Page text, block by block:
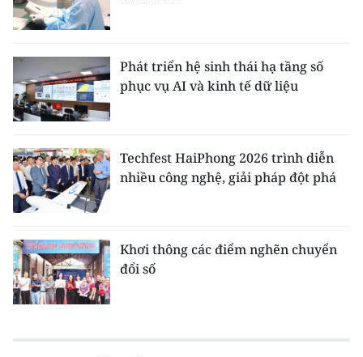
Phát triển hệ sinh thái hạ tầng số
phục vụ AI và kinh tế dữ liệu
Techfest HaiPhong 2026 trình diễn
nhiều công nghệ, giải pháp đột phá
Khơi thông các điểm nghẽn chuyển
đổi số